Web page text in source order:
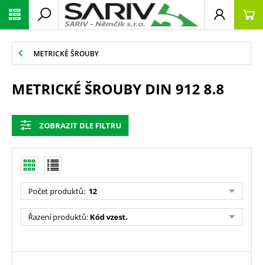
METRICKÉ ŠROUBY
METRICKÉ ŠROUBY DIN 912 8.8
ZOBRAZIT DLE FILTRU
Počet produktů: 12
Řazení produktů: Kód vzest.